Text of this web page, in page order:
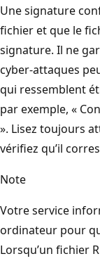
Une signature
fichier et que le
signature. Il ne
cyber-attaques
qui ressemblent
par exemple, «
». Lisez toujours
vérifiez qu’il
Note
Votre service
ordinateur pour
Lorsqu’un fichier